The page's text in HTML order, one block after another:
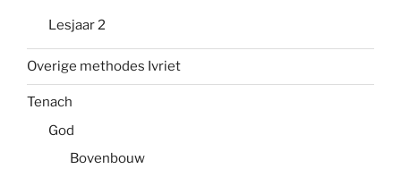
Lesjaar 2
Overige methodes Ivriet
Tenach
God
Bovenbouw